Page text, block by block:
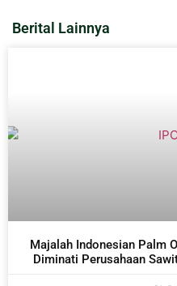
Berital Lainnya
Majalah Indonesian Palm
Diminati Perusahaan